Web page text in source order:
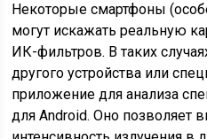
Некоторые смартфоны
могут искажать реальную
ИК-фильтров. В таких
другого устройства или
приложение для анализа
для Android. Оно позволяет